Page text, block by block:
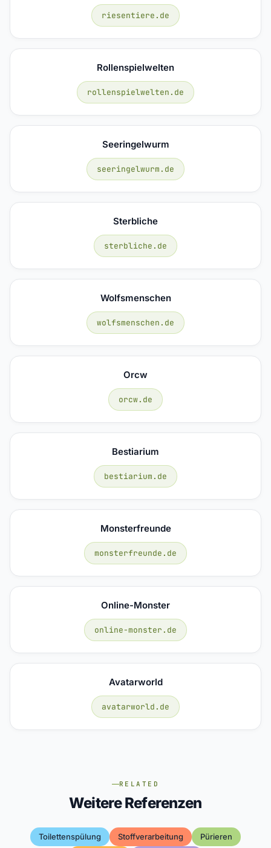
riesentiere.de
Rollenspielwelten
rollenspielwelten.de
Seeringelwurm
seeringelwurm.de
Sterbliche
sterbliche.de
Wolfsmenschen
wolfsmenschen.de
Orcw
orcw.de
Bestiarium
bestiarium.de
Monsterfreunde
monsterfreunde.de
Online-Monster
online-monster.de
Avatarworld
avatarworld.de
RELATED
Weitere Referenzen
Toilettenspülung Stoffverarbeitung Pürieren